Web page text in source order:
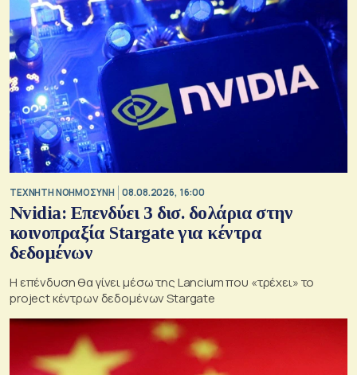
TΕΧΝΗΤΗ ΝΟΗΜΟΣΥΝΗ 08.08.2026, 16:00
Nvidia: Επενδύει 3 δισ. δολάρια στην
κοινοπραξία Stargate για κέντρα
δεδομένων
Η επένδυση θα γίνει μέσω της Lancium που «τρέχει» το
project κέντρων δεδομένων Stargate